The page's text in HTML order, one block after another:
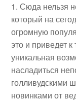
Сюда нельзя
который на
огромную
это и приведет к
уникальная
насладиться
голливудскими
новинками от